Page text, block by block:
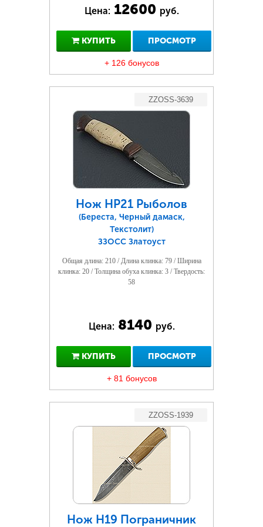
Цена: 12600 руб.
КУПИТЬ ПРОСМОТР
+ 126 бонусов
ZZOSS-3639
Нож НР21 Рыболов
(Береста, Черный дамаск,
Текстолит)
ЗЗОСС Златоуст
Общая длина: 210 / Длина клинка: 79 / Ширина
клинка: 20 / Толщина обуха клинка: 3 / Твердость:
58
Цена: 8140 руб.
КУПИТЬ ПРОСМОТР
+ 81 бонусов
ZZOSS-1939
Нож Н19 Пограничник